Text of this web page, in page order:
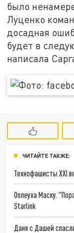
было
Луценко
досадная
будет в
написала
ЧИТАЙТЕ ТАКЖЕ:
Технофашисты XXI
Оплеуха Маску.
Starlink
Даня с Дашей